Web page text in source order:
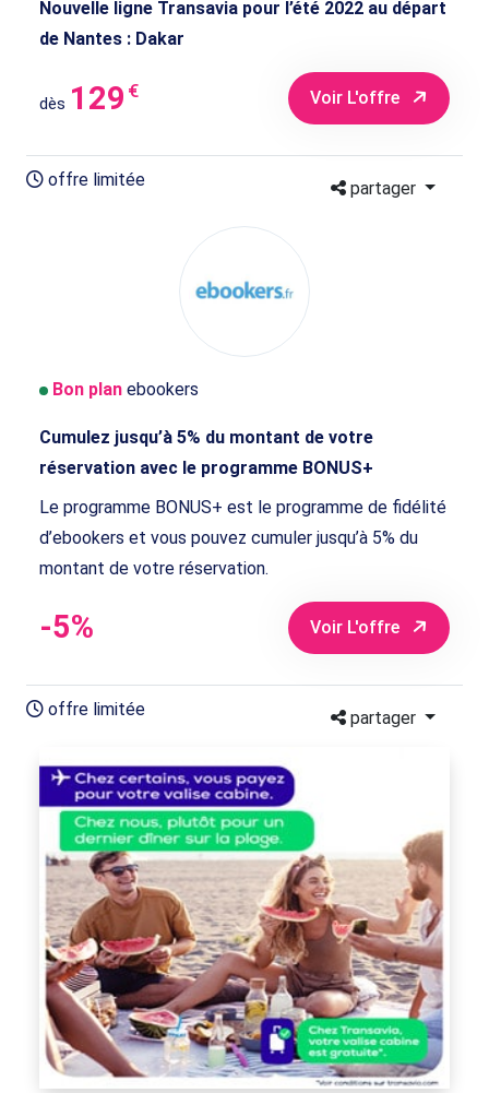
Nouvelle ligne Transavia pour l’été 2022 au départ
de Nantes : Dakar
dès 129 € Voir L'offre
offre limitée partager
Bon plan ebookers
Cumulez jusqu’à 5% du montant de votre
réservation avec le programme BONUS+
Le programme BONUS+ est le programme de fidélité
d’ebookers et vous pouvez cumuler jusqu’à 5% du
montant de votre réservation.
-5% Voir L'offre
offre limitée partager